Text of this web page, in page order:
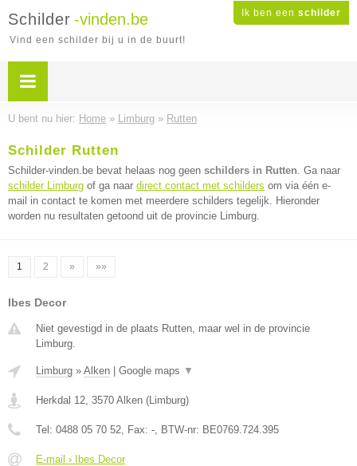
Ik ben een schilder
Schilder -vinden.be
Vind een schilder bij u in de buurt!
U bent nu hier: Home » Limburg » Rutten
Schilder Rutten
Schilder-vinden.be bevat helaas nog geen schilders in Rutten. Ga naar
schilder Limburg of ga naar direct contact met schilders om via één e-
mail in contact te komen met meerdere schilders tegelijk. Hieronder
worden nu resultaten getoond uit de provincie Limburg.
1 2 » »»
Ibes Decor
Niet gevestigd in de plaats Rutten, maar wel in de provincie
Limburg.
Limburg » Alken Google maps ▼
Herkdal 12, 3570 Alken (Limburg)
Tel: 0488 05 70 52, Fax: -, BTW-nr: BE0769.724.395
E-mail › Ibes Decor